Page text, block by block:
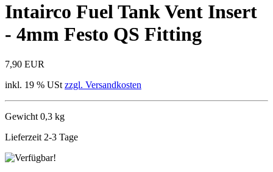
Intairco Fuel Tank Vent Insert
- 4mm Festo QS Fitting
7,90 EUR
inkl. 19 % USt zzgl. Versandkosten
Gewicht 0,3 kg
Lieferzeit 2-3 Tage